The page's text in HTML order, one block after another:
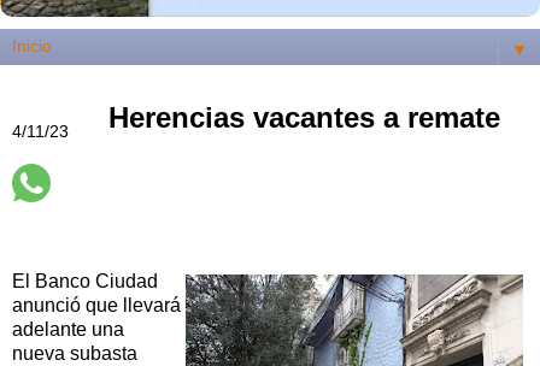
▼
4/11/23 Herencias vacantes a remate
El Banco Ciudad
anunció que llevará
adelante una
nueva subasta